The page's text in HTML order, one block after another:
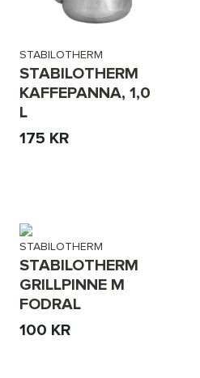
STABILOTHERM
STABILOTHERM
KAFFEPANNA, 1,0
L
175 KR
STABILOTHERM
STABILOTHERM
GRILLPINNE M
FODRAL
100 KR